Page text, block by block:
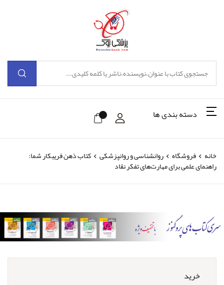
دسته بندی ها
خانه فروشگاه روانشناسی و روانپزشکی کتاب ذهن فریبکار شما:
راهنمای علمی برای مهارت‌های تفکر نقاد
خرید